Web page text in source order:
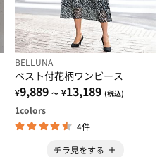
BELLUNA
ベスト付花柄ワンピース
¥9,889 ～ ¥13,189 (税込)
1colors
4件
チラ見をする